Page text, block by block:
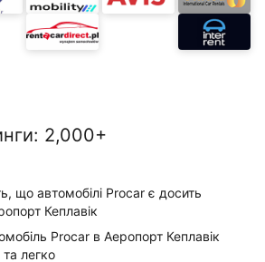
: 2,000+
що автомобілі Procar є досить
Кеплавік
Procar в Аеропорт Кеплавік
легко